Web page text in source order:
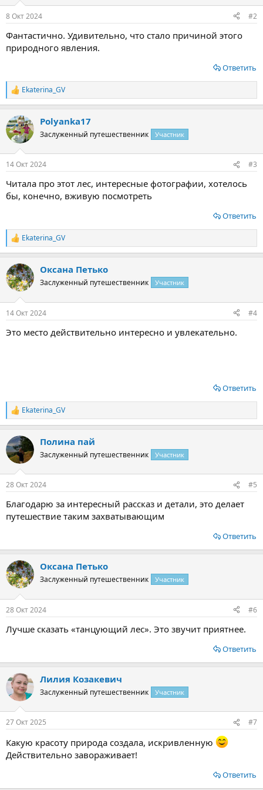
8 Окт 2024 #2
Фантастично. Удивительно, что стало причиной этого
природного явления.
Ответить
Р
е
к
ц
и
Ekaterina_GV
Polyanka17
Заслуженный путешественник Участник
14 Окт 2024 #3
Читала про этот лес, интересные фотографии, хотелось
бы, конечно, вживую посмотреть
Ответить
Р
е
к
ц
и
Ekaterina_GV
Оксана Петько
Заслуженный путешественник Участник
14 Окт 2024 #4
Это место действительно интересно и увлекательно.
Ответить
Р
е
к
ц
и
Ekaterina_GV
Полина пай
Заслуженный путешественник Участник
28 Окт 2024 #5
Благодарю за интересный рассказ и детали, это делает
путешествие таким захватывающим
Ответить
Оксана Петько
Заслуженный путешественник Участник
28 Окт 2024 #6
Лучше сказать «танцующий лес». Это звучит приятнее.
Ответить
Лилия Козакевич
Заслуженный путешественник Участник
27 Окт 2025 #7
Какую красоту природа создала, искривленную
Действительно завораживает!
Ответить